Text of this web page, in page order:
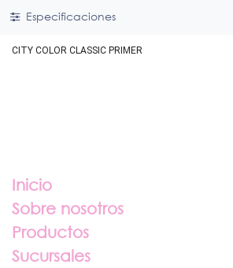
Especificaciones
CITY COLOR CLASSIC PRIMER
Inicio
Sobre nosotros
Productos
Sucursales